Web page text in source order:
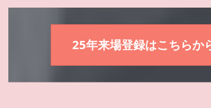
25年来場登録はこちらか